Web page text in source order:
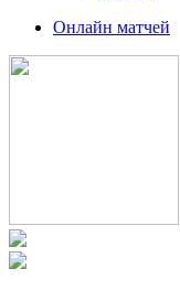
Онлайн матчей